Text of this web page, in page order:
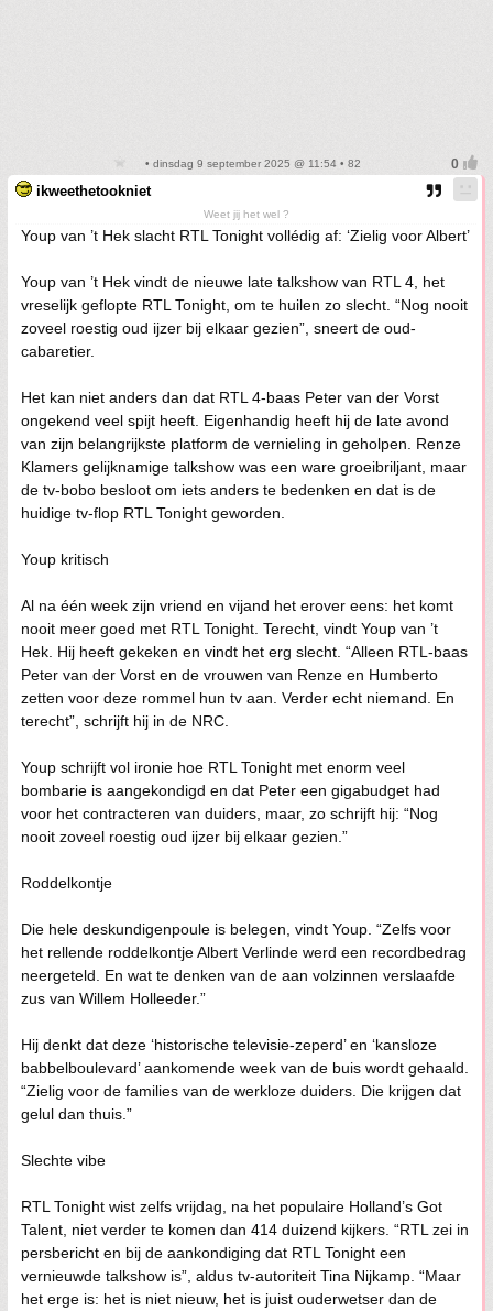
• dinsdag 9 september 2025 @ 11:54 • 82
ikweethetookniet
Weet jij het wel ?
Youp van ’t Hek slacht RTL Tonight vollédig af: ‘Zielig voor Albert’
Youp van ’t Hek vindt de nieuwe late talkshow van RTL 4, het
vreselijk geflopte RTL Tonight, om te huilen zo slecht. “Nog nooit
zoveel roestig oud ijzer bij elkaar gezien”, sneert de oud-
cabaretier.
Het kan niet anders dan dat RTL 4-baas Peter van der Vorst
ongekend veel spijt heeft. Eigenhandig heeft hij de late avond
van zijn belangrijkste platform de vernieling in geholpen. Renze
Klamers gelijknamige talkshow was een ware groeibriljant, maar
de tv-bobo besloot om iets anders te bedenken en dat is de
huidige tv-flop RTL Tonight geworden.
Youp kritisch
Al na één week zijn vriend en vijand het erover eens: het komt
nooit meer goed met RTL Tonight. Terecht, vindt Youp van ’t
Hek. Hij heeft gekeken en vindt het erg slecht. “Alleen RTL-baas
Peter van der Vorst en de vrouwen van Renze en Humberto
zetten voor deze rommel hun tv aan. Verder echt niemand. En
terecht”, schrijft hij in de NRC.
Youp schrijft vol ironie hoe RTL Tonight met enorm veel
bombarie is aangekondigd en dat Peter een gigabudget had
voor het contracteren van duiders, maar, zo schrijft hij: “Nog
nooit zoveel roestig oud ijzer bij elkaar gezien.”
Roddelkontje
Die hele deskundigenpoule is belegen, vindt Youp. “Zelfs voor
het rellende roddelkontje Albert Verlinde werd een recordbedrag
neergeteld. En wat te denken van de aan volzinnen verslaafde
zus van Willem Holleeder.”
Hij denkt dat deze ‘historische televisie-zeperd’ en ‘kansloze
babbelboulevard’ aankomende week van de buis wordt gehaald.
“Zielig voor de families van de werkloze duiders. Die krijgen dat
gelul dan thuis.”
Slechte vibe
RTL Tonight wist zelfs vrijdag, na het populaire Holland’s Got
Talent, niet verder te komen dan 414 duizend kijkers. “RTL zei in
persbericht en bij de aankondiging dat RTL Tonight een
vernieuwde talkshow is”, aldus tv-autoriteit Tina Nijkamp. “Maar
het erge is: het is niet nieuw, het is juist ouderwetser dan de